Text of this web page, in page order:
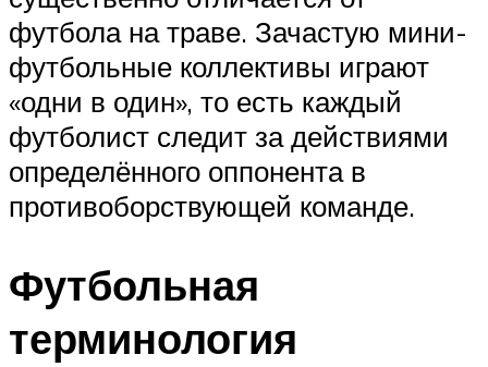
футбола на траве. Зачастую мини-
футбольные коллективы играют
«одни в один», то есть каждый
футболист следит за действиями
определённого оппонента в
противоборствующей команде.
Футбольная
терминология